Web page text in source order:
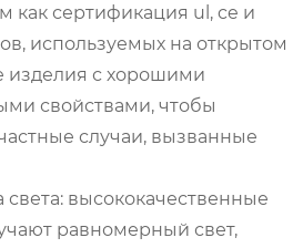
как сертификация ul, ce и
используемых на открытом
изделия с хорошими
свойствами, чтобы
случаи, вызванные
света: высококачественные
равномерный свет,